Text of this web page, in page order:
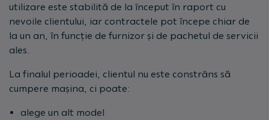
utilizare este stabilită de la început în raport cu
nevoile clientului, iar contractele pot începe chiar de
la un an, în funcție de furnizor și de pachetul de servicii
ales.
La finalul perioadei, clientul nu este constrâns să
cumpere mașina, ci poate:
alege un alt model